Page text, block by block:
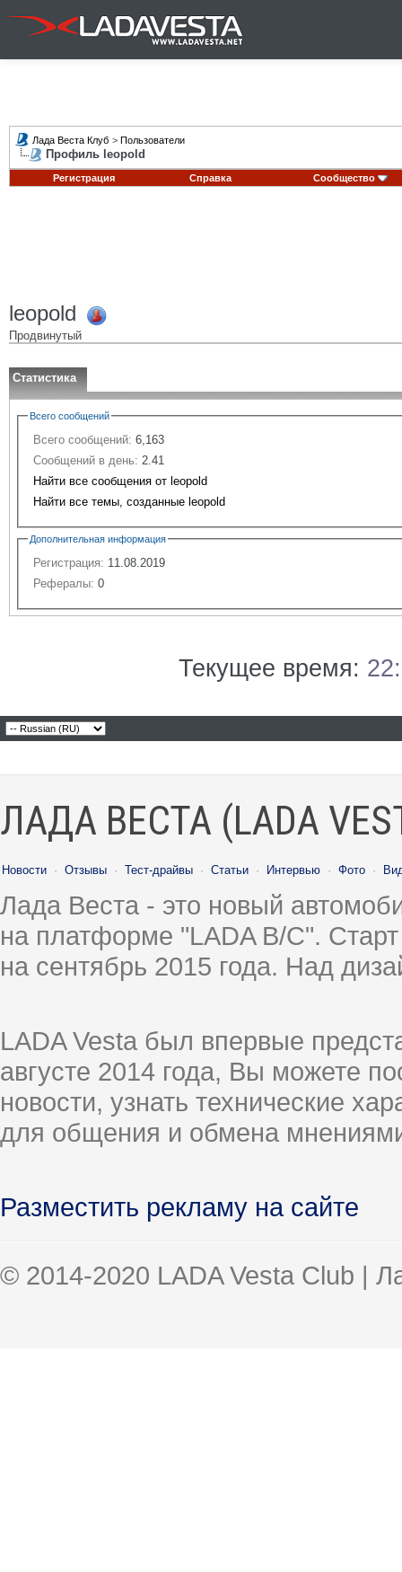
Лада Веста Клуб > Пользователи
Профиль leopold
Регистрация Справка Сообщество
leopold
Продвинутый
Статистика
Всего сообщений
Всего сообщений: 6,163
Сообщений в день: 2.41
Найти все сообщения от leopold
Найти все темы, созданные leopold
Дополнительная информация
Регистрация: 11.08.2019
Рефералы: 0
Текущее время:
ЛАДА ВЕСТА (LADA
Новости · Отзывы · Тест-драйвы · Статьи · Интервью · Фото ·
Лада Веста - это новый
на платформе "LADA B/C".
на сентябрь 2015 года. Над
LADA Vesta был впервые
августе 2014 года, Вы можете
новости, узнать технические
для общения и обмена
Разместить рекламу на сайте
© 2014-2020 LADA Vesta Club |